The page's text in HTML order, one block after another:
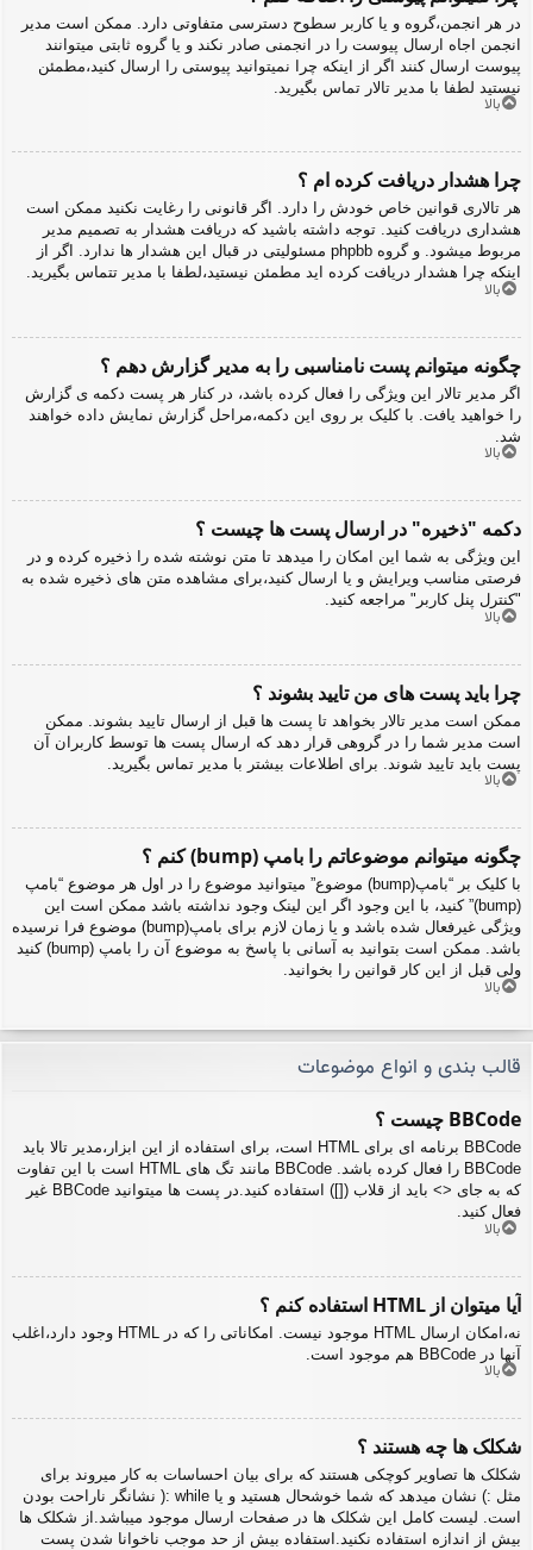
در هر انجمن،گروه و یا کاربر سطوح دسترسی متفاوتی دارد. ممکن است مدیر
انجمن اجاه ارسال پیوست را در انجمنی صادر نکند و یا گروه ثابتی میتوانند
پیوست ارسال کنند اگر از اینکه چرا نمیتوانید پیوستی را ارسال کنید،مطمئن
نیستید لطفا با مدیر تالار تماس بگیرید.
بالا
چرا هشدار دریافت کرده ام ؟
هر تالاری قوانین خاص خودش را دارد. اگر قانونی را رغایت نکنید ممکن است
هشداری دریافت کنید. توجه داشته باشید که دریافت هشدار به تصمیم مدیر
مربوط میشود. و گروه phpbb مسئولیتی در قبال این هشدار ها ندارد. اگر از
اینکه چرا هشدار دریافت کرده اید مطمئن نیستید،لطفا با مدیر تتماس بگیرید.
بالا
چگونه میتوانم پست نامناسبی را به مدیر گزارش دهم ؟
اگر مدیر تالار این ویژگی را فعال کرده باشد، در کنار هر پست دکمه ی گزارش
را خواهید یافت. با کلیک بر روی این دکمه،مراحل گزارش نمایش داده خواهند
شد.
بالا
دکمه "ذخیره" در ارسال پست ها چیست ؟
این ویژگی به شما این امکان را میدهد تا متن نوشته شده را ذخیره کرده و در
فرصتی مناسب ویرایش و یا ارسال کنید،برای مشاهده متن های ذخیره شده به
"کنترل پنل کاربر" مراجعه کنید.
بالا
چرا باید پست های من تایید بشوند ؟
ممکن است مدیر تالار بخواهد تا پست ها قبل از ارسال تایید بشوند. ممکن
است مدیر شما را در گروهی قرار دهد که ارسال پست ها توسط کاربران آن
پست باید تایید شوند. برای اطلاعات بیشتر با مدیر تماس بگیرید.
بالا
چگونه میتوانم موضوعاتم را بامپ (bump) کنم ؟
با کلیک بر “بامپ(bump) موضوع” میتوانید موضوع را در اول هر موضوع “بامپ
(bump)” کنید، با این وجود اگر این لینک وجود نداشته باشد ممکن است این
ویژگی غیرفعال شده باشد و یا زمان لازم برای بامپ(bump) موضوع فرا نرسیده
باشد. ممکن است بتوانید به آسانی با پاسخ به موضوع آن را بامپ (bump) کنید
ولی قبل از این کار قوانین را بخوانید.
بالا
قالب بندی و انواع موضوعات
BBCode چیست ؟
BBCode برنامه ای برای HTML است، برای استفاده از این ابزار،مدیر تالا باید
BBCode را فعال کرده باشد. BBCode مانند تگ های HTML است با این تفاوت
که به جای <> باید از قلاب ([]) استفاده کنید.در پست ها میتوانید BBCode غیر
فعال کنید.
بالا
آیا میتوان از HTML استفاده کنم ؟
نه،امکان ارسال HTML موجود نیست. امکاناتی را که در HTML وجود دارد،اغلب
آنها در BBCode هم موجود است.
بالا
شکلک ها چه هستند ؟
شکلک ها تصاویر کوچکی هستند که برای بیان احساسات به کار میروند برای
مثل :) نشان میدهد که شما خوشحال هستید و یا while :( نشانگر ناراحت بودن
است. لیست کامل این شکلک ها در صفحات ارسال موجود میباشد.از شکلک ها
بیش از اندازه استفاده نکنید.استفاده بیش از حد موجب ناخوانا شدن پست